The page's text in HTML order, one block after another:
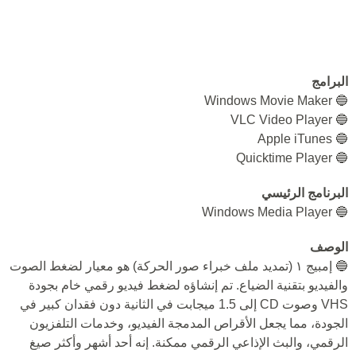
البرامج
🔵 Windows Movie Maker
🔵 VLC Video Player
🔵 Apple iTunes
🔵 Quicktime Player
البرنامج الرئيسي
🔵 Windows Media Player
الوصف
🔵 إمبيج ١ (تمديد ملف خبراء صور الحركة) هو معيار لضغط الصوت
والفيديو بتقنية الضياع. تم إنشاؤه لضغط فيديو رقمي خام بجودة
VHS وصوت CD إلى 1.5 ميجابت في الثانية دون فقدان كبير في
الجودة، مما يجعل الأقراص المدمجة الفيديو، وخدمات التلفزيون
الرقمي، والبث الإذاعي الرقمي ممكنة. إنه أحد أشهر وأكثر صيغ